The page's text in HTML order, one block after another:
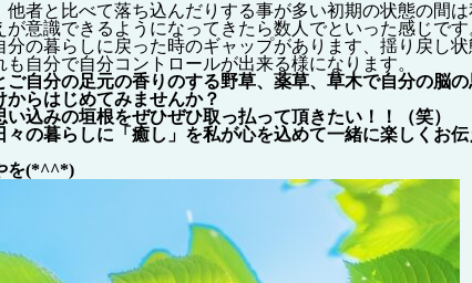
者と比べて落ち込んだりする事が多い初期の状態の間は
意識できるようになってきたら数人でといった感じです
の暮らしに戻った時のギャップがあります、揺り戻し状
自分で自分コントロールが出来る様になります。
ご自分の足元の香りのする野草、薬草、草木で自分の脳
らはじめてみませんか？
込みの垣根をぜひぜひ取っ払って頂きたい！！（笑）
々の暮らしに「癒し」を私が心を込めて一緒に楽しくお伝
を(*^^*)